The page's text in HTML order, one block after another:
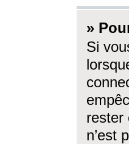
»
Si
rester
n’est